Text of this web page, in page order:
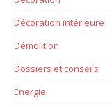
Décoration intérieure
Démolition
Dossiers et conseils
Energie